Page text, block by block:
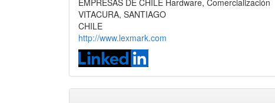
EMPRESAS DE CHILE Hardware, Comercialización
VITACURA, SANTIAGO
CHILE
http://www.lexmark.com